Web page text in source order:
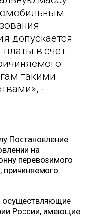
допускается
платы в счет
такими
-
Постановление
на
перевозимого
причиняемого
осуществляющие
России, имеющие